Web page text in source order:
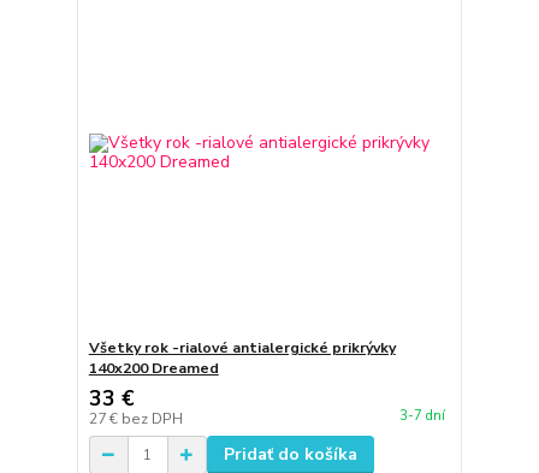
Všetky rok -rialové antialergické prikrývky
140x200 Dreamed
33 €
27 € bez DPH 3-7 dní
Pridať do košíka